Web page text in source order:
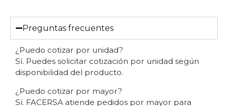
Preguntas frecuentes
¿Puedo cotizar por unidad?
Sí. Puedes solicitar cotización por unidad según
disponibilidad del producto.
¿Puedo cotizar por mayor?
Sí. FACERSA atiende pedidos por mayor para